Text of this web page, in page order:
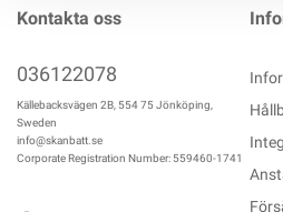
Kontakta oss
036122078
Källebacksvägen 2B, 554 75 Jönköping,
Sweden
info@skanbatt.se
Corporate Registration Number: 559460-1741